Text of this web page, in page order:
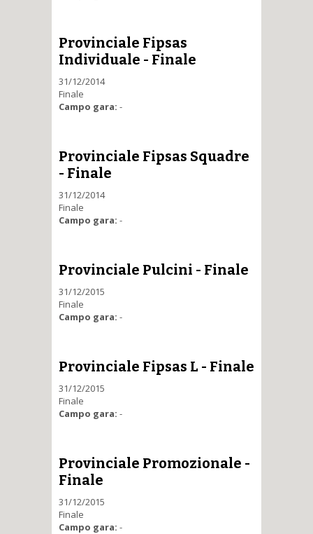
Provinciale Fipsas
Individuale - Finale
31/12/2014
Finale
Campo gara: -
Provinciale Fipsas Squadre
- Finale
31/12/2014
Finale
Campo gara: -
Provinciale Pulcini - Finale
31/12/2015
Finale
Campo gara: -
Provinciale Fipsas L - Finale
31/12/2015
Finale
Campo gara: -
Provinciale Promozionale -
Finale
31/12/2015
Finale
Campo gara: -